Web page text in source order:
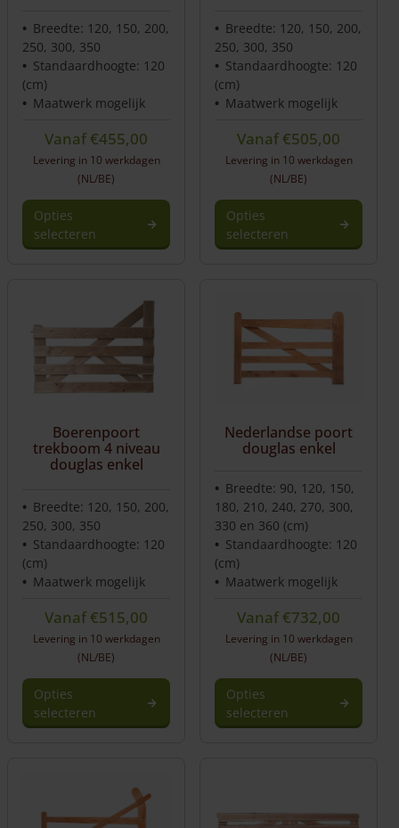
Breedte: 120, 150, 200,
250, 300, 350
Standaardhoogte: 120
(cm)
Maatwerk mogelijk
Vanaf€455,00
Levering in 10 werkdagen
(NL/BE)
Opties
selecteren
Breedte: 120, 150, 200,
250, 300, 350
Standaardhoogte: 120
(cm)
Maatwerk mogelijk
Vanaf€505,00
Levering in 10 werkdagen
(NL/BE)
Opties
selecteren
Boerenpoort
trekboom 4 niveau
douglas enkel
Breedte: 120, 150, 200,
250, 300, 350
Standaardhoogte: 120
(cm)
Maatwerk mogelijk
Vanaf€515,00
Levering in 10 werkdagen
(NL/BE)
Opties
selecteren
Nederlandse poort
douglas enkel
Breedte: 90, 120, 150,
180, 210, 240, 270, 300,
330 en 360 (cm)
Standaardhoogte: 120
(cm)
Maatwerk mogelijk
Vanaf€732,00
Levering in 10 werkdagen
(NL/BE)
Opties
selecteren